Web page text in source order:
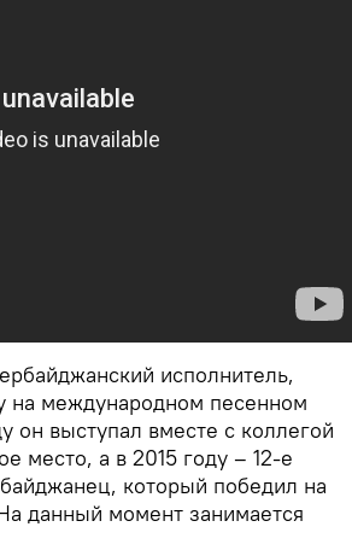
исполнитель,
на международном песенном
он выступал вместе с коллегой
место, а в 2015 году – 12-е
который победил на
данный момент занимается